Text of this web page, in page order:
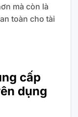
mà còn là
toàn cho tài
cấp
dụng